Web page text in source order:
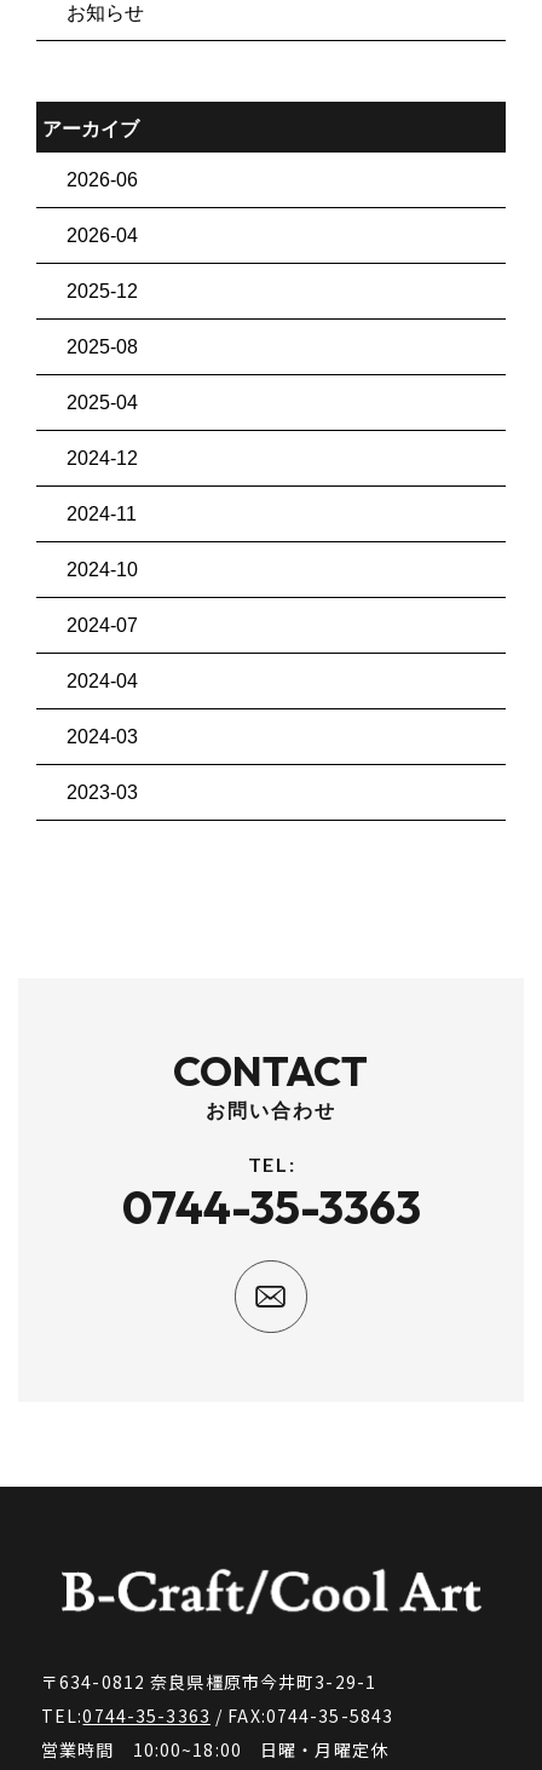
お知らせ
アーカイブ
2026-06
2026-04
2025-12
2025-08
2025-04
2024-12
2024-11
2024-10
2024-07
2024-04
2024-03
2023-03
CONTACT
お問い合わせ
TEL:
0744-35-3363
〒634-0812 奈良県橿原市今井町3-29-1
TEL:0744-35-3363 / FAX:0744-35-5843
営業時間 10:00~18:00 日曜・月曜定休